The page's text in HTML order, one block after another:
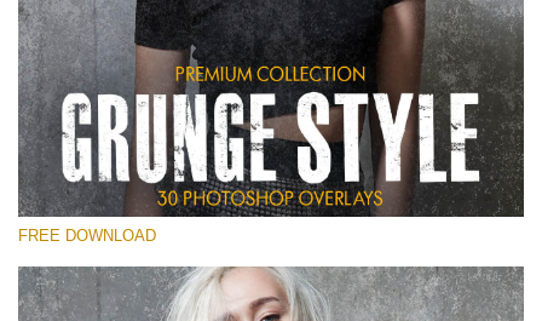
Por favor seleccione
Free Photoshop Overlay
Small 800*533px
Grunge Style
(30 Overlays)
Entire Collection
FREE DOWNLOAD